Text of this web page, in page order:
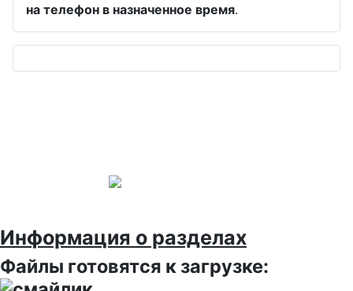
на телефон в назначенное время.
Информация о разделах
Файлы готовятся к загрузке: